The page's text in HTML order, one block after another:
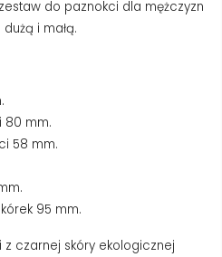
do paznokci dla mężczyzn
i małą.
80 mm.
58 mm.
95 mm.
z czarnej skóry ekologicznej